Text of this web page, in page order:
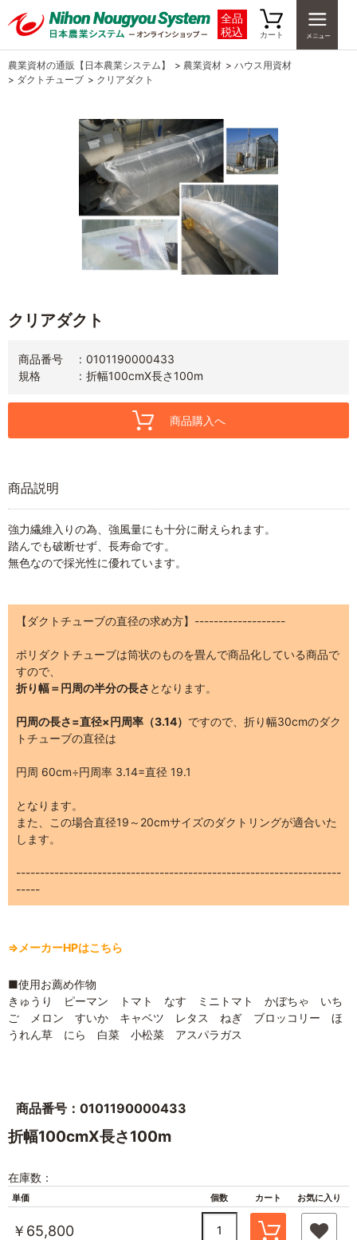
全品
税込
カート
農業資材の通販【日本農業システム】 > 農業資材 > ハウス用資材
> ダクトチューブ > クリアダクト
クリアダクト
商品番号
0101190000433
規格
折幅100cmX長さ100m
商品購入へ
商品説明
強力繊維入りの為、強風量にも十分に耐えられます。
踏んでも破断せず、長寿命です。
無色なので採光性に優れています。
【ダクトチューブの直径の求め方】-------------------
ポリダクトチューブは筒状のものを畳んで商品化している商品で
すので、
折り幅＝円周の半分の長さ となります。
円周の長さ=直径×円周率（3.14） ですので、折り幅30cmのダク
トチューブの直径は
円周 60cm÷円周率 3.14=直径 19.1
となります。
また、この場合直径19～20cmサイズのダクトリングが適合いた
します。
--------------------------------------------------------------------
-----
⇒メーカーHPはこちら
■使用お薦め作物
きゅうり ピーマン トマト なす ミニトマト かぼちゃ いち
ご メロン すいか キャベツ レタス ねぎ ブロッコリー ほ
うれん草 にら 白菜 小松菜 アスパラガス
商品番号：0101190000433
折幅100cmX長さ100m
在庫数：
単価 個数 カート お気に入り
￥65,800